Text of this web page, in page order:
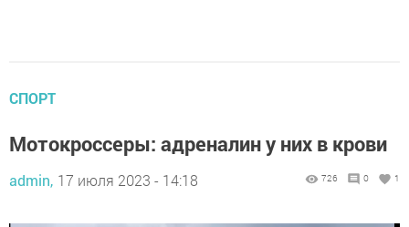
СПОРТ
Мотокроссеры: адреналин у них в крови
admin, 17 июля 2023 - 14:18 726 0 1